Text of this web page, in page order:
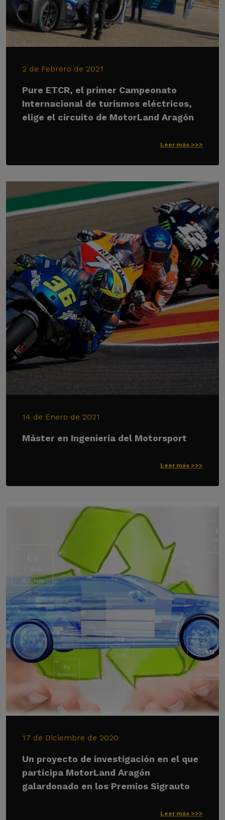
2 de Febrero de 2021
Pure ETCR, el primer Campeonato
Internacional de turismos eléctricos,
elige el circuito de MotorLand Aragón
Leer más >>>
14 de Enero de 2021
Máster en Ingeniería del Motorsport
Leer más >>>
17 de Diciembre de 2020
Un proyecto de investigación en el que
participa MotorLand Aragón
galardonado en los Premios Sigrauto
Leer más >>>